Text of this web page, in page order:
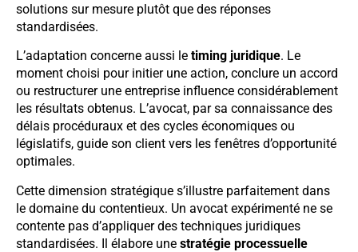
solutions sur mesure plutôt que des réponses
standardisées.
L’adaptation concerne aussi le timing juridique. Le
moment choisi pour initier une action, conclure un accord
ou restructurer une entreprise influence considérablement
les résultats obtenus. L’avocat, par sa connaissance des
délais procéduraux et des cycles économiques ou
législatifs, guide son client vers les fenêtres d’opportunité
optimales.
Cette dimension stratégique s’illustre parfaitement dans
le domaine du contentieux. Un avocat expérimenté ne se
contente pas d’appliquer des techniques juridiques
standardisées. Il élabore une stratégie processuelle